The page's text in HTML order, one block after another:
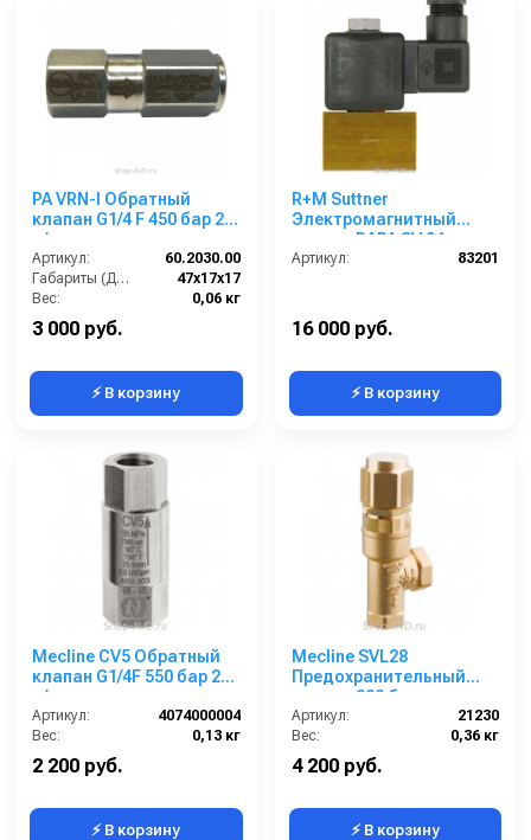
PA VRN-I Обратный
клапан G1/4 F 450 бар 25
л/мин
Артикул:
60.2030.00
Габариты (ДхШхВ):
47х17х17
Вес:
0,06 кг
3 000 руб.
⚡ В корзину
R+M Suttner
Электромагнитный
клапан RAPA SV 04
Артикул: 83201
16 000 руб.
⚡ В корзину
Mecline CV5 Обратный
клапан G1/4F 550 бар 25
л/мин
Артикул:
4074000004
Вес:
0,13 кг
2 200 руб.
⚡ В корзину
Mecline SVL28
Предохранительный
клапан 280 бар
Артикул:
21230
Вес:
0,36 кг
4 200 руб.
⚡ В корзину